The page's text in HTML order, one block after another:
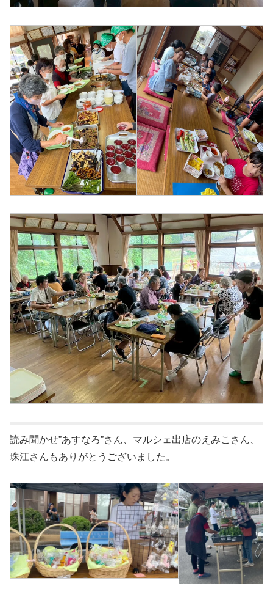
読み聞かせ”あすなろ”さん、マルシェ出店のえみこさん、
珠江さんもありがとうございました。